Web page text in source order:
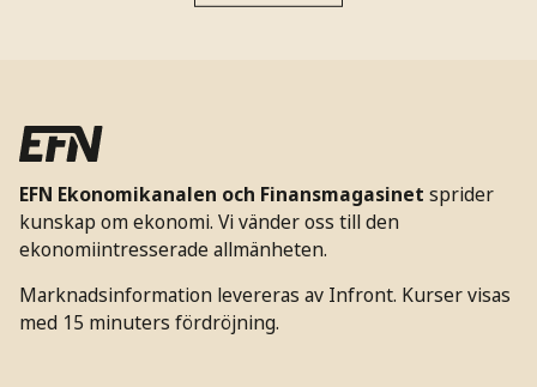
EFN Ekonomikanalen och Finansmagasinet sprider
kunskap om ekonomi. Vi vänder oss till den
ekonomiintresserade allmänheten.
Marknadsinformation levereras av Infront. Kurser visas
med 15 minuters fördröjning.